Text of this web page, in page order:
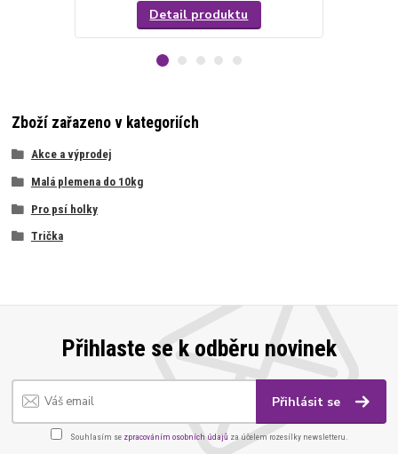
Detail produktu
Zboží zařazeno v kategoriích
Akce a výprodej
Malá plemena do 10kg
Pro psí holky
Trička
Přihlaste se k odběru novinek
Přihlásit se
Souhlasím se zpracováním osobních údajů za účelem rozesílky newsletteru.